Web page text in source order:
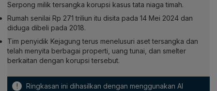
Serpong milik tersangka korupsi kasus tata niaga timah.
Rumah senilai Rp 271 triliun itu disita pada 14 Mei 2024 dan
diduga dibeli pada 2018.
Tim penyidik Kejagung terus menelusuri aset tersangka dan
telah menyita berbagai properti, uang tunai, dan smelter
berkaitan dengan korupsi tersebut.
! Ringkasan ini dihasilkan dengan menggunakan AI